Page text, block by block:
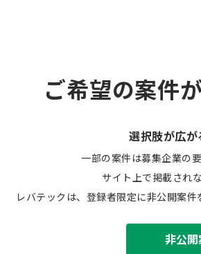
ご希望の案件
選択肢が広が
一部の案件は募集企業の
サイト上で掲載され
レバテックは、登録者限定に非公開案
非公